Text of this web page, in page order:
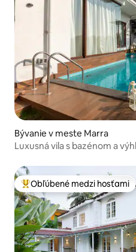
Bývanie v meste Marra
Luxusná vila s bazénom a
Najobľúbenejšie medzi
Obľúbené medzi hosťami